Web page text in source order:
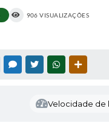
906 VISUALIZAÇÕES
FACEBOOKMESSENGER
TWITTERWHATSAPP
Velocidade de